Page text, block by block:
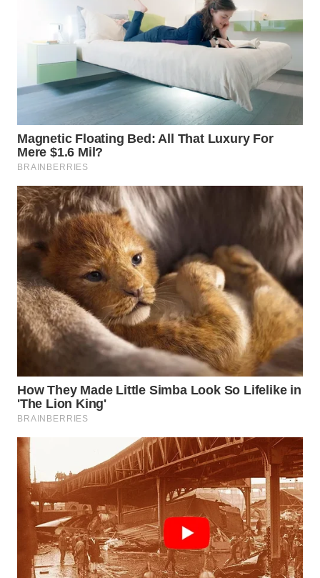
INDRAMAYU
WN
KUNINGAN
MAJALENGKA
WN
SUBANG
WN
SUKABUMI
WN
PURWAKARTA
WN
PRIANGAN
TIMUR
WN
SEMARANG
SOLO
WN
BOROBUDUR
WN
MADURA